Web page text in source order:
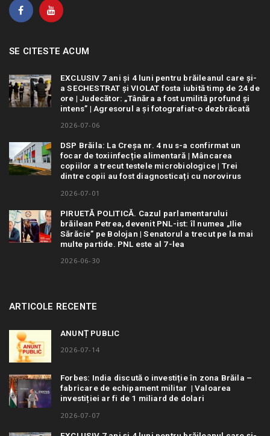
SE CITESTE ACUM
EXCLUSIV 7 ani și 4 luni pentru brăileanul care și-
a SECHESTRAT și VIOLAT fosta iubită timp de 24 de
ore | Judecător: „Tânăra a fost umilită profund și
intens” | Agresorul a și fotografiat-o dezbrăcată
2026-07-06
DSP Brăila: La Creșa nr. 4 nu s-a confirmat un
focar de toxiinfecție alimentară | Mâncarea
copiilor a trecut testele microbiologice | Trei
dintre copii au fost diagnosticați cu norovirus
2026-07-01
PIRUETĂ POLITICĂ. Cazul parlamentarului
brăilean Petrea, devenit PNL-ist: îl numea „Ilie
Sărăcie” pe Bolojan | Senatorul a trecut pe la mai
multe partide. PNL este al 7-lea
2026-06-30
ARTICOLE RECENTE
ANUNȚ PUBLIC
2026-07-14
Forbes: India discută o investiție în zona Brăila –
fabricare de echipament militar | Valoarea
investiției ar fi de 1 miliard de dolari
2026-07-07